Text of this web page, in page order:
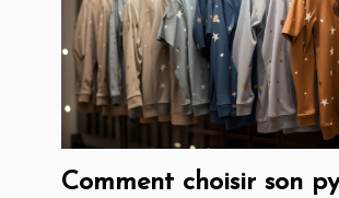
Comment choisir son